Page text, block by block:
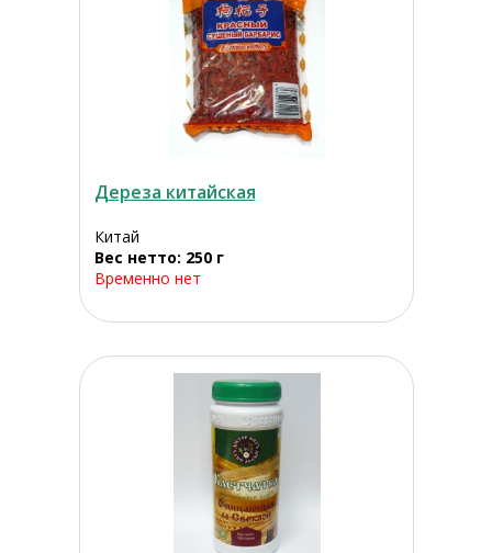
Дереза китайская
Китай
Вес нетто: 250 г
Временно нет